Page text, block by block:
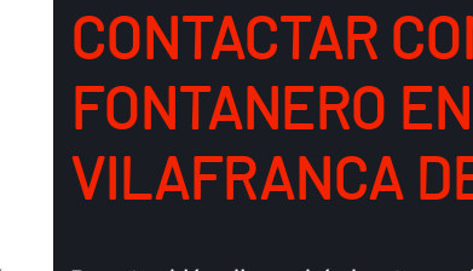
CONTACTAR
FONTANERO EN
VILAFRANCA